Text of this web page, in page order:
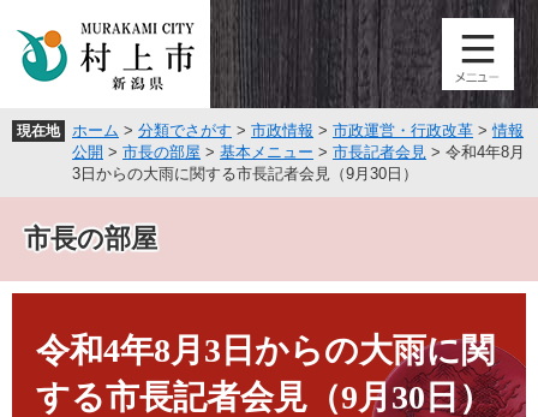
頭
飛
へ
現在地 ホーム > 分類でさがす > 市政情報 > 市政運営・行政改革 >情報
公開 > 市長の部屋 > 基本メニュー > 市長記者会見 > 令和4年8月
3日からの大雨に関する市長記者会見（9月30日）
市長の部屋
令和4年8月3日からの大雨に関
する市長記者会見（9月30日）